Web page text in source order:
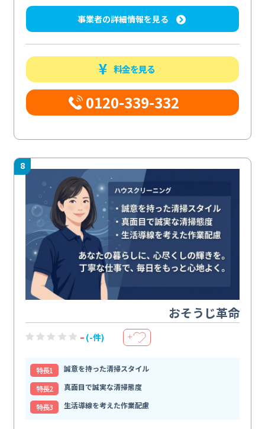
事業者の詳細情報を見る
料金を見る
0120-339-332
8
おそうじ革命
- (-件) ＋
特⻑1
誠意を持った清掃スタイル
特⻑2
真面目で誠実な清掃態度
特⻑3
生活導線を考えた作業配慮